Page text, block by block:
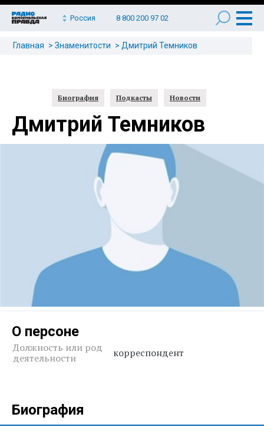
Россия 8 800 200 97 02
Главная Знаменитости Дмитрий Темников
Биография Подкасты Новости
Дмитрий Темников
О персоне
Должность или род
деятельности
корреспондент
Биография